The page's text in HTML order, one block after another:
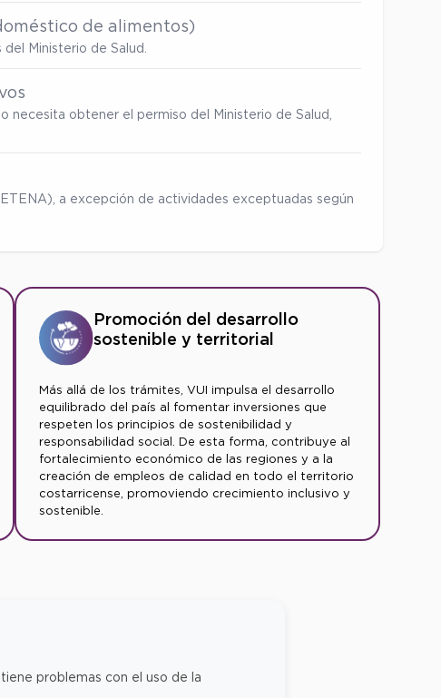
de alimentos)
Ministerio de Salud.
necesita obtener el permiso del Ministerio de Salud,
a excepción de actividades exceptuadas según
Promoción del desarrollo
sostenible y territorial
Más allá de los trámites, VUI impulsa el desarrollo
equilibrado del país al fomentar inversiones que
respeten los principios de sostenibilidad y
responsabilidad social. De esta forma, contribuye al
fortalecimiento económico de las regiones y a la
creación de empleos de calidad en todo el territorio
costarricense, promoviendo crecimiento inclusivo y
sostenible.
problemas con el uso de la